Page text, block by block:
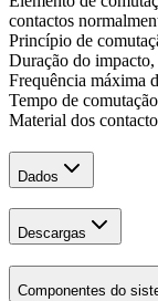
contactos
Princípio de
Duração do
Frequência máxima
Tempo de
Material dos
Dados
Descargas
Componentes do